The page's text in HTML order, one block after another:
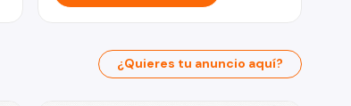
¿Quieres tu anuncio aquí?